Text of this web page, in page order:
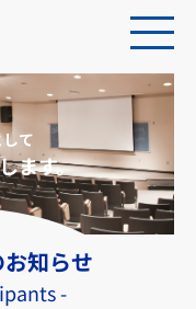
て
ます。
知らせ
-